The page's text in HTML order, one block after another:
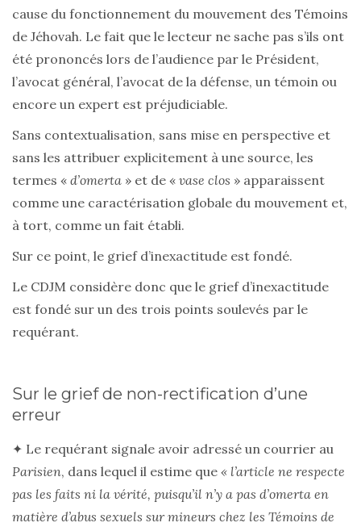
cause du fonctionnement du mouvement des Témoins
de Jéhovah. Le fait que le lecteur ne sache pas s’ils ont
été prononcés lors de l’audience par le Président,
l’avocat général, l’avocat de la défense, un témoin ou
encore un expert est préjudiciable.
Sans contextualisation, sans mise en perspective et
sans les attribuer explicitement à une source, les
termes « d’omerta » et de « vase clos » apparaissent
comme une caractérisation globale du mouvement et,
à tort, comme un fait établi.
Sur ce point, le grief d’inexactitude est fondé.
Le CDJM considère donc que le grief d’inexactitude
est fondé sur un des trois points soulevés par le
requérant.
Sur le grief de non-rectification d’une
erreur
✦ Le requérant signale avoir adressé un courrier au
Parisien, dans lequel il estime que « l’article ne respecte
pas les faits ni la vérité, puisqu’il n’y a pas d’omerta en
matière d’abus sexuels sur mineurs chez les Témoins de